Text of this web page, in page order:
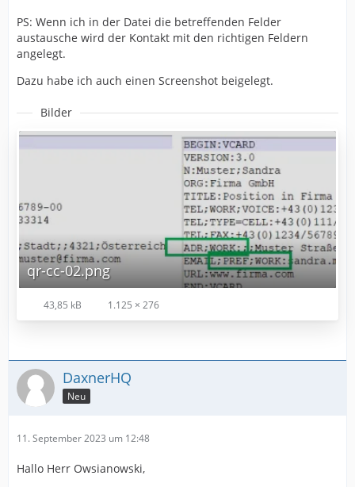
PS: Wenn ich in der Datei die betreffenden Felder
austausche wird der Kontakt mit den richtigen Feldern
angelegt.
Dazu habe ich auch einen Screenshot beigelegt.
Bilder
qr-cc-02.png
43,85 kB 1.125 × 276
DaxnerHQ
Neu
11. September 2023 um 12:48
Hallo Herr Owsianowski,